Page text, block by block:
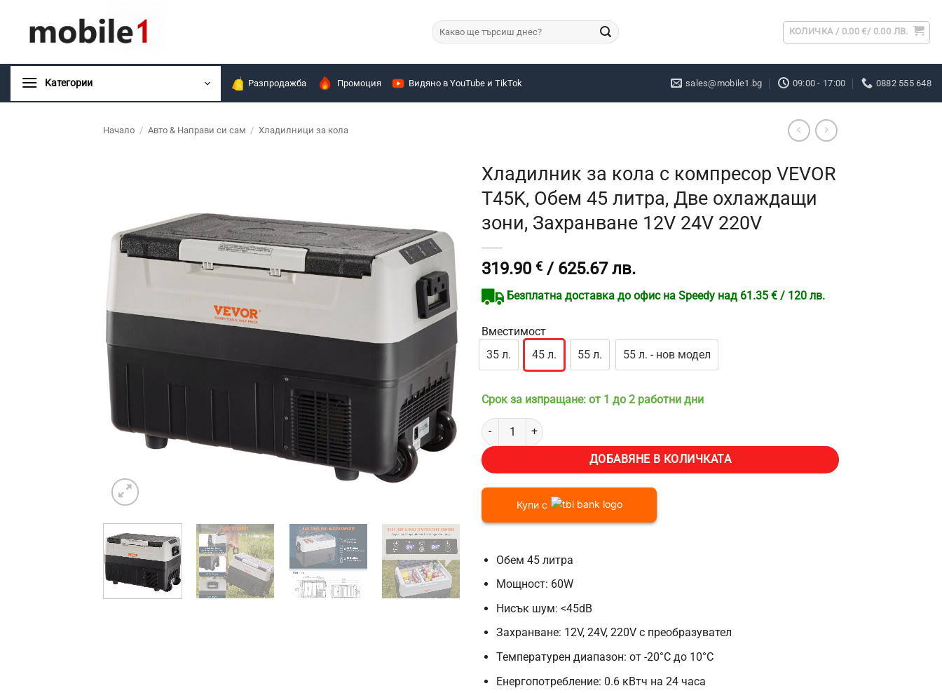
content
Търсене
за:
КОЛИЧКА / 0.00€/ 0.00 ЛВ.
Kатегории Разпродажба Промоция Видяно в YouTube и TikTok sales@mobile1.bg 09:00 - 17:00 0882 555 648
Начало / Авто & Направи си сам / Хладилници за кола
Хладилник за кола с компресор VEVOR
T45K, Обем 45 литра, Две охлаждащи
зони, Захранване 12V 24V 220V
319.90 € / 625.67 лв.
Безплатна доставка до офис на Speedy над 61.35 € / 120 лв.
Вместимост
35 л.
45 л. 55 л. 55 л. - нов модел
Срок за изпращане: от 1 до 2 работни дни
количество за Хладилник за кола с компресор VEVOR T45K, Обем 45 литра, Две охлаждащи зони,
ДОБАВЯНЕ В КОЛИЧКАТА
Купи с
Обем 45 литра
Мощност: 60W
Нисък шум: <45dB
Захранване: 12V, 24V, 220V с преобразувател
Температурен диапазон: от -20°C до 10°C
Енергопотребление: 0.6 кВтч на 24 часа